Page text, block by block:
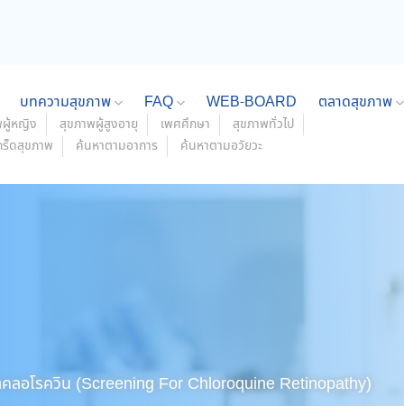
บทความสุขภาพ FAQ WEB-BOARD ตลาดสุขภาพ
ผู้หญิง สุขภาพผู้สูงอายุ เพศศึกษา
สุขภาพทั่วไป
ร็ดสุขภาพ
ค้นหาตามอาการ ค้นหาตามอวัยวะ
ลอโรควิน (Screening For Chloroquine Retinopathy)